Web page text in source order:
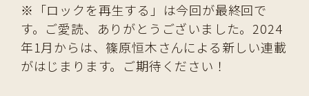
※「ロックを再生する」は今回が最終回で
す。ご愛読、ありがとうございました。2024
年1月からは、篠原恒木さんによる新しい連載
がはじまります。ご期待ください！